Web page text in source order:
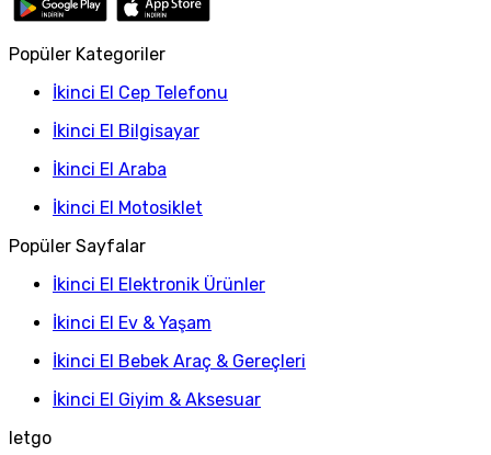
Popüler Kategoriler
İkinci El Cep Telefonu
İkinci El Bilgisayar
İkinci El Araba
İkinci El Motosiklet
Popüler Sayfalar
İkinci El Elektronik Ürünler
İkinci El Ev & Yaşam
İkinci El Bebek Araç & Gereçleri
İkinci El Giyim & Aksesuar
letgo